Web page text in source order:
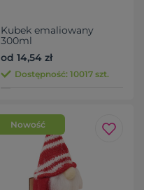
Kubek emaliowany
300ml
od 14,54 zł
Dostępność: 10017 szt.
Nowość